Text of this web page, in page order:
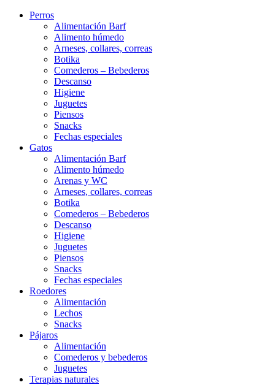
Perros
Alimentación Barf
Alimento húmedo
Arneses, collares, correas
Botika
Comederos – Bebederos
Descanso
Higiene
Juguetes
Piensos
Snacks
Fechas especiales
Gatos
Alimentación Barf
Alimento húmedo
Arenas y WC
Arneses, collares, correas
Botika
Comederos – Bebederos
Descanso
Higiene
Juguetes
Piensos
Snacks
Fechas especiales
Roedores
Alimentación
Lechos
Snacks
Pájaros
Alimentación
Comederos y bebederos
Juguetes
Terapias naturales